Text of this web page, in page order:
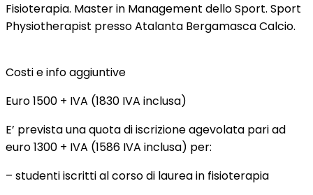
Fisioterapia. Master in Management dello Sport. Sport
Physiotherapist presso Atalanta Bergamasca Calcio.
Costi e info aggiuntive
Euro 1500 + IVA (1830 IVA inclusa)
E’ prevista una quota di iscrizione agevolata pari ad
euro 1300 + IVA (1586 IVA inclusa) per:
– studenti iscritti al corso di laurea in fisioterapia